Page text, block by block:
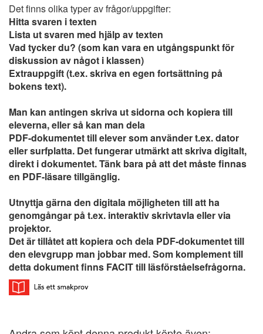
Det finns olika typer av frågor/uppgifter:
Hitta svaren i texten
Lista ut svaren med hjälp av texten
Vad tycker du? (som kan vara en utgångspunkt för
diskussion av något i klassen)
Extrauppgift (t.ex. skriva en egen fortsättning på
bokens text).
Man kan antingen skriva ut sidorna och kopiera till
eleverna, eller så kan man dela
PDF-dokumentet till elever som använder t.ex. dator
eller surfplatta. Det fungerar utmärkt att skriva digitalt,
direkt i dokumentet. Tänk bara på att det måste finnas
en PDF-läsare tillgänglig.
Utnyttja gärna den digitala möjligheten till att ha
genomgångar på t.ex. interaktiv skrivtavla eller via
projektor.
Det är tillåtet att kopiera och dela PDF-dokumentet till
den elevgrupp man jobbar med. Som komplement till
detta dokument finns FACIT till läsförståelsefrågorna.